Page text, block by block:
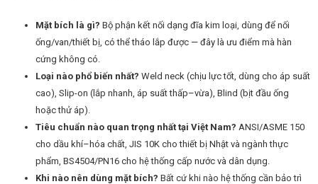
Mặt bích là gì? Bộ phận kết nối dạng đĩa kim loại, dùng để nối
ống/van/thiết bị, có thể tháo lắp được — đây là ưu điểm mà hàn
cứng không có.
Loại nào phổ biến nhất? Weld neck (chịu lực tốt, dùng cho áp suất
cao), Slip-on (lắp nhanh, áp suất thấp–vừa), Blind (bịt đầu ống
hoặc thử áp).
Tiêu chuẩn nào quan trọng nhất tại Việt Nam? ANSI/ASME 150
cho dầu khí–hóa chất, JIS 10K cho thiết bị Nhật và ngành thực
phẩm, BS4504/PN16 cho hệ thống cấp nước và dân dụng.
Khi nào nên dùng mặt bích? Bất cứ khi nào hệ thống cần bảo trì